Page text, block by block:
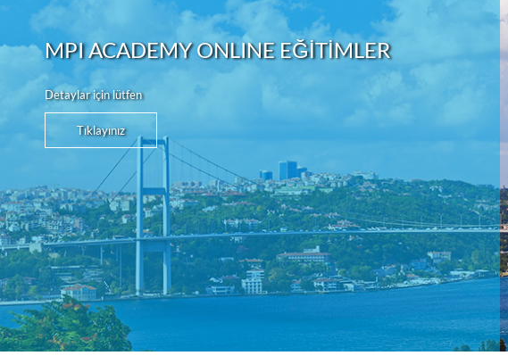
MPI ACADEMY ONLINE EĞİTİMLER
Detaylar için lütfen
Tıklayınız